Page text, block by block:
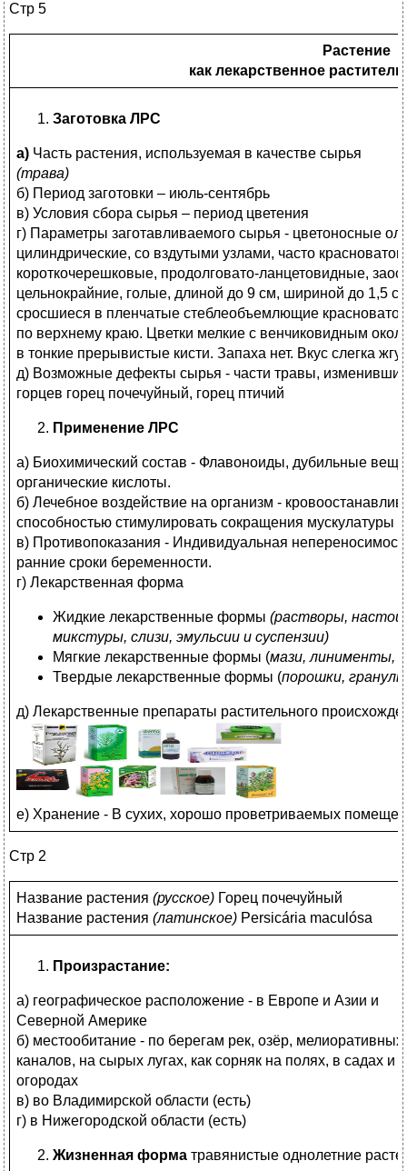
Стр 5
Растение
как лекарственное
Заготовка ЛРС
а) Часть растения, используемая в качестве сырья
(трава)
б) Период заготовки – июль-сентябрь
в) Условия сбора сырья – период цветения
г) Параметры заготавливаемого сырья - цветоносные
цилиндрические, со вздутыми узлами, часто
короткочерешковые, продолговато-ланцетовидные,
цельнокрайние, голые, длиной до 9 см, шириной до 1,5
сросшиеся в пленчатые стеблеобъемлющие
по верхнему краю. Цветки мелкие с венчиковидным
в тонкие прерывистые кисти. Запаха нет. Вкус слегка
д) Возможные дефекты сырья - части травы,
горцев горец почечуйный, горец птичий
Применение ЛРС
а) Биохимический состав - Флавоноиды, дубильные
органические кислоты.
б) Лечебное воздействие на организм -
способностью стимулировать сокращения мускулатуры
в) Противопоказания - Индивидуальная
ранние сроки беременности.
г) Лекарственная форма
Жидкие лекарственные формы (растворы,
микстуры, слизи, эмульсии и суспензии)
Мягкие лекарственные формы (мази, линименты,
Твердые лекарственные формы (порошки,
д) Лекарственные препараты растительного
е) Хранение - В сухих, хорошо проветриваемых
Стр 2
Название растения (русское) Горец почечуйный
Название растения (латинское) Persicária maculósa
Произрастание:
а) географическое расположение - в Европе и Азии и
Северной Америке
б) местообитание - по берегам рек, озёр, мелиоративных
каналов, на сырых лугах, как сорняк на полях, в садах и
огородах
в) во Владимирской области (есть)
г) в Нижегородской области (есть)
Жизненная форма травянистые однолетние